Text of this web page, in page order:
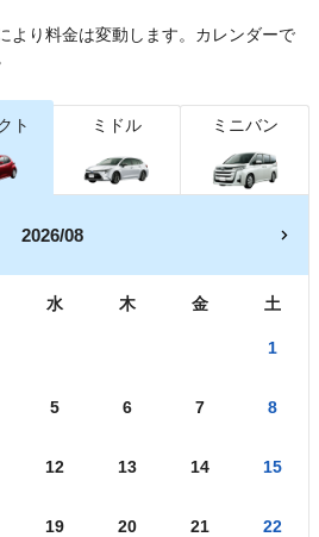
より料金は変動します。カレンダーで
ト ミドル ミニバン
2026/08
水 木 金 土
1
5 6 7 8
12 13 14 15
19 20 21 22